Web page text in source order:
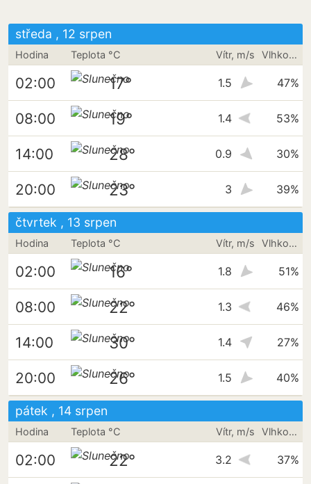
středa , 12 srpen
Hodina Teplota °C Vítr, m/s Vlhkost vzduchu
02:00 17° 1.5 47%
08:00 19° 1.4 53%
14:00 28° 0.9 30%
20:00 23° 3 39%
čtvrtek , 13 srpen
Hodina Teplota °C Vítr, m/s Vlhkost vzduchu
02:00 16° 1.8 51%
08:00 22° 1.3 46%
14:00 30° 1.4 27%
20:00 26° 1.5 40%
pátek , 14 srpen
Hodina Teplota °C Vítr, m/s Vlhkost vzduchu
02:00 22° 3.2 37%